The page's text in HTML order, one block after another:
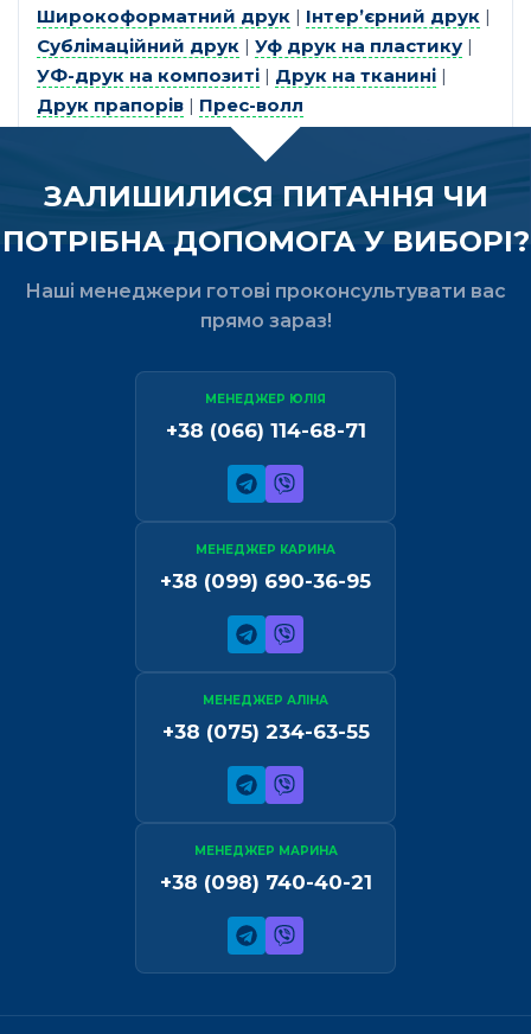
Широкоформатний друк | Інтер’єрний друк |
Сублімаційний друк | Уф друк на пластику |
УФ-друк на композиті | Друк на тканині |
Друк прапорів | Прес-волл
ЗАЛИШИЛИСЯ ПИТАННЯ ЧИ
ПОТРІБНА ДОПОМОГА У ВИБОРІ?
Наші менеджери готові проконсультувати вас
прямо зараз!
МЕНЕДЖЕР ЮЛІЯ
+38 (066) 114-68-71
МЕНЕДЖЕР КАРИНА
+38 (099) 690-36-95
МЕНЕДЖЕР АЛІНА
+38 (075) 234-63-55
МЕНЕДЖЕР МАРИНА
+38 (098) 740-40-21